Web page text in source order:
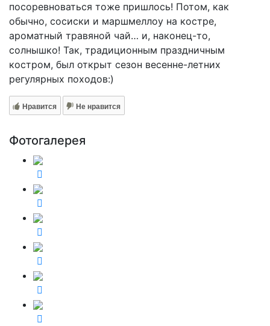
посоревноваться тоже пришлось! Потом, как
обычно, сосиски и маршмеллоу на костре,
ароматный травяной чай… и, наконец-то,
солнышко! Так, традиционным праздничным
костром, был открыт сезон весенне-летних
регулярных походов:)
Нравится Не нравится
Фотогалерея